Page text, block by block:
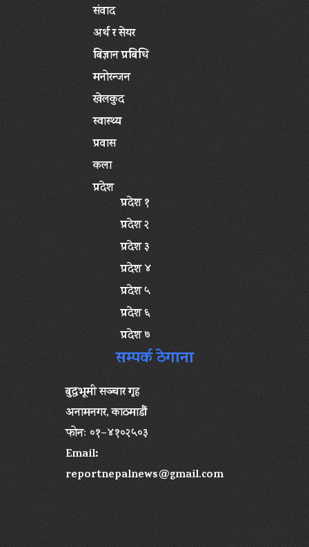
संवाद
अर्थ र सेयर
बिज्ञान प्रबिधि
मनोरन्जन
खेलकुद
स्वास्थ्य
प्रवास
कला
प्रदेश
प्रदेश १
प्रदेश २
प्रदेश ३
प्रदेश ४
प्रदेश ५
प्रदेश ६
प्रदेश ७
सम्पर्क ठेगाना
बुद्धभूमी सञ्चार गृह
अनामनगर, काठमाडौं
फोनः ०१–४१०२५०३
Email:
reportnepalnews@gmail.com